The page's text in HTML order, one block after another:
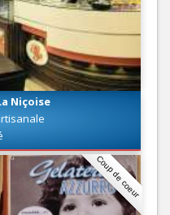
Niçoise
Coup de coeur